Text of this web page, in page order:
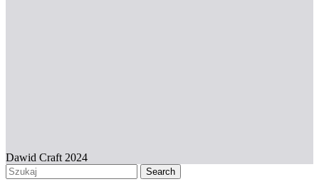
Dawid Craft 2024
Search